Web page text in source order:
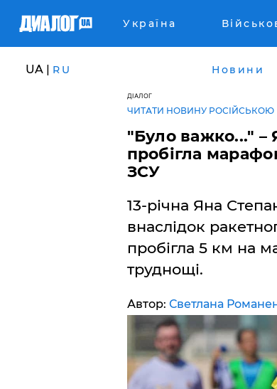
Україна
UA | RU Новини
ДІАЛОГ
ЧИТАТИ НОВИНУ РОСІЙСЬКОЮ
"Було важко..." –
пробігла
ЗСУ
13-річна Яна
внаслідок
пробігла 5 км на
труднощі.
Автор: Светлана